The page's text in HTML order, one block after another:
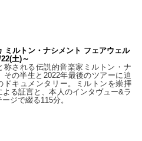
ミルトン・ナシメント フェアウェル
土)～
称される伝説的音楽家ミルトン・ナ
その半生と2022年最後のツアーに迫
ドキュメンタリー。ミルトンを崇拝
よる証言と、本人のインタヴュー&ラ
ジで綴る115分。